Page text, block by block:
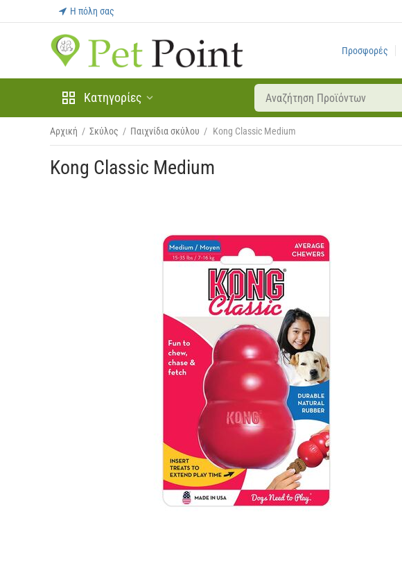
Η πόλη σας
Προσφορές
Κατηγορίες
Αρχική / Σκύλος / Παιχνίδια σκύλου / Kong Classic Medium
Kong Classic Medium